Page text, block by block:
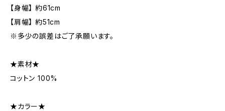
【身幅】 約61cm
【肩幅】 約51cm
※多少の誤差はご了承願います。
★素材★
コットン 100%
★カラー★